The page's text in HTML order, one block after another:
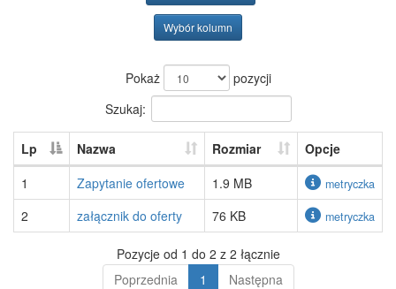
Wybór kolumn
Pokaż
pozycji
Szukaj:
Lp Nazwa Rozmiar
Opcje
1
Zapytanie ofertowe 1.9 MB metryczka
2 załącznik do oferty 76 KB metryczka
Pozycje od 1 do 2 z 2 łącznie
Poprzednia
1 Następna